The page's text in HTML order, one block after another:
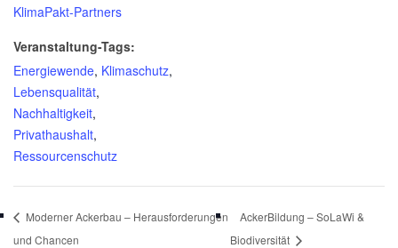
KlimaPakt-Partners
Veranstaltung-Tags:
Energiewende, Klimaschutz,
Lebensqualität,
Nachhaltigkeit,
Privathaushalt,
Ressourcenschutz
Moderner Ackerbau – Herausforderungen
und Chancen
AckerBildung – SoLaWi &
Biodiversität